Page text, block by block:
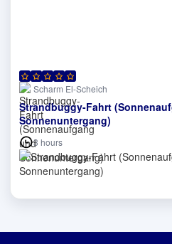
Scharm El-Scheich
Strandbuggy-Fahrt
Sonnenuntergang)
3 hours